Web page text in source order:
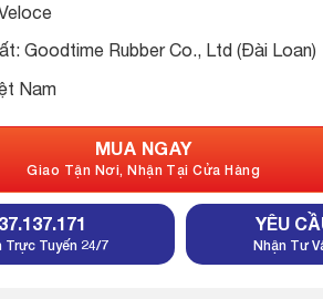
Goodtime Rubber Co., Ltd (Đài Loan)
Nam
MUA NGAY
Giao Tận Nơi, Nhận Tại Cửa Hàng
Trực Tuyến 24/7
YÊU
Nhận Tư